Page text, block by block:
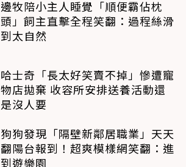
邊牧陪小主人睡覺「順便霸佔枕
頭」飼主直擊全程笑翻：過程絲滑
到太自然
哈士奇「長太好笑賣不掉」慘遭寵
物店拋棄 收容所安排送養活動還
是沒人要
狗狗發現「隔壁新鄰居職業」天天
翻陽台報到！超爽模樣網笑翻：進
到遊樂園